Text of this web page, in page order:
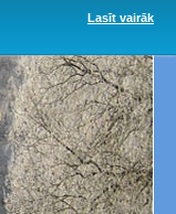
Lasīt vairāk